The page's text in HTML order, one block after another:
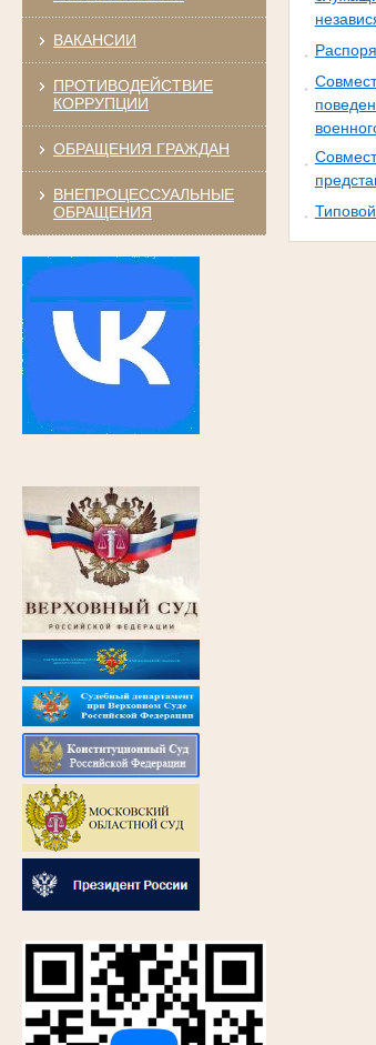
ВАКАНСИИ
ПРОТИВОДЕЙСТВИЕ
КОРРУПЦИИ
ОБРАЩЕНИЯ ГРАЖДАН
ВНЕПРОЦЕССУАЛЬНЫЕ
ОБРАЩЕНИЯ